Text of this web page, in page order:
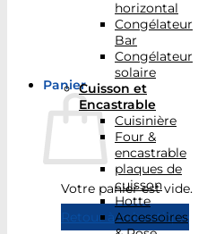
Panier
Votre panier est vide.
Retour à la boutique
horizontal
Congélateur
Bar
Congélateur
solaire
Cuisson et
Encastrable
Cuisinière
Four &
encastrable
plaques de
cuisson
Hotte
Accessoires